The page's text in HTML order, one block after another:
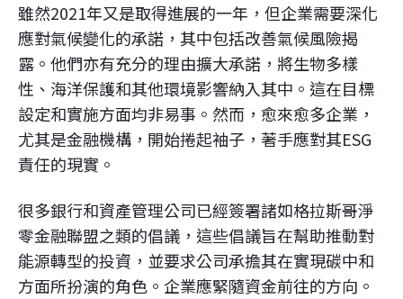
雖然2021年又是取得進展的一年，但企業需要深化
應對氣候變化的承諾，其中包括改善氣候風險揭
露。他們亦有充分的理由擴大承諾，將生物多樣
性、海洋保護和其他環境影響納入其中。這在目標
設定和實施方面均非易事。然而，愈來愈多企業，
尤其是金融機構，開始捲起袖子，著手應對其ESG
責任的現實。
很多銀行和資產管理公司已經簽署諸如格拉斯哥淨
零金融聯盟之類的倡議，這些倡議旨在幫助推動對
能源轉型的投資，並要求公司承擔其在實現碳中和
方面所扮演的角色。企業應緊隨資金前往的方向。